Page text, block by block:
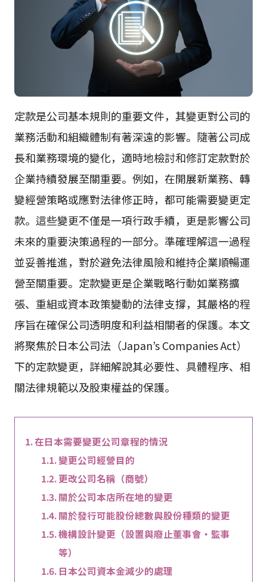
定款是公司基本規則的重要文件，其變更對公司的
業務活動和組織體制有著深遠的影響。隨著公司成
長和業務環境的變化，適時地檢討和修訂定款對於
企業持續發展至關重要。例如，在開展新業務、轉
變經營策略或應對法律修正時，都可能需要變更定
款。這些變更不僅是一項行政手續，更是影響公司
未來的重要決策過程的一部分。準確理解這一過程
並妥善推進，對於避免法律風險和維持企業順暢運
營至關重要。定款變更是企業戰略行動如業務擴
張、重組或資本政策變動的法律支撐，其嚴格的程
序旨在確保公司透明度和利益相關者的保護。本文
將聚焦於日本公司法（Japan’s Companies Act）
下的定款變更，詳細解說其必要性、具體程序、相
關法律規範以及股東權益的保護。
在日本需要變更公司章程的情況
變更公司經營目的
更改公司名稱（商號）
關於公司本店所在地的變更
關於發行可能股份總數與股份種類的變更
機構設計變更（設置與廢止董事會・監事
等）
日本公司資本金減少的處理